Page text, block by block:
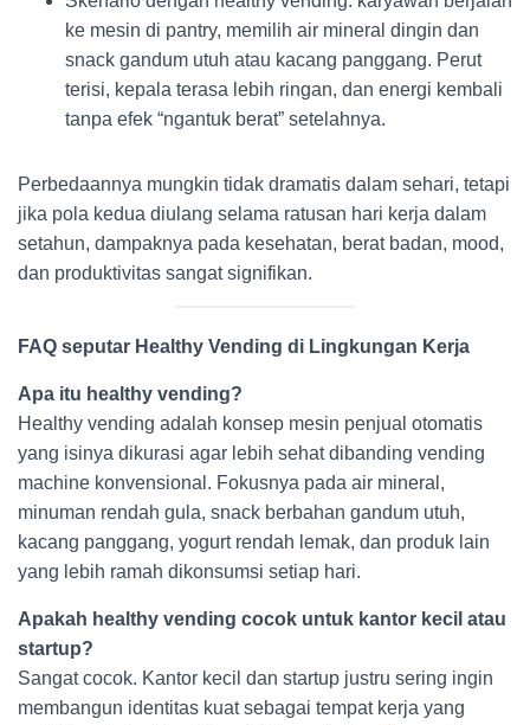
ke mesin di pantry, memilih air mineral dingin dan
snack gandum utuh atau kacang panggang. Perut
terisi, kepala terasa lebih ringan, dan energi kembali
tanpa efek “ngantuk berat” setelahnya.
Perbedaannya mungkin tidak dramatis dalam sehari, tetapi
jika pola kedua diulang selama ratusan hari kerja dalam
setahun, dampaknya pada kesehatan, berat badan, mood,
dan produktivitas sangat signifikan.
FAQ seputar Healthy Vending di Lingkungan Kerja
Apa itu healthy vending?
Healthy vending adalah konsep mesin penjual otomatis
yang isinya dikurasi agar lebih sehat dibanding vending
machine konvensional. Fokusnya pada air mineral,
minuman rendah gula, snack berbahan gandum utuh,
kacang panggang, yogurt rendah lemak, dan produk lain
yang lebih ramah dikonsumsi setiap hari.
Apakah healthy vending cocok untuk kantor kecil atau
startup?
Sangat cocok. Kantor kecil dan startup justru sering ingin
membangun identitas kuat sebagai tempat kerja yang